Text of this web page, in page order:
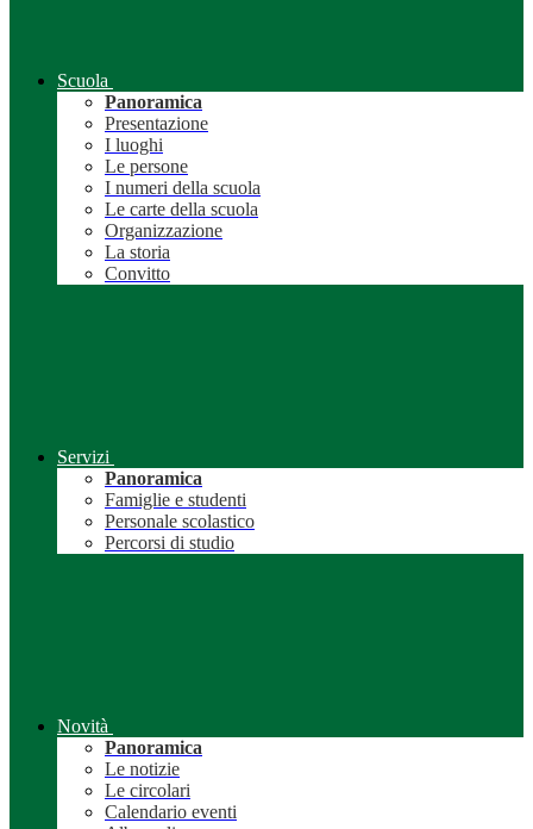
Scuola
Panoramica
Presentazione
I luoghi
Le persone
I numeri della scuola
Le carte della scuola
Organizzazione
La storia
Convitto
Servizi
Panoramica
Famiglie e studenti
Personale scolastico
Percorsi di studio
Novità
Panoramica
Le notizie
Le circolari
Calendario eventi